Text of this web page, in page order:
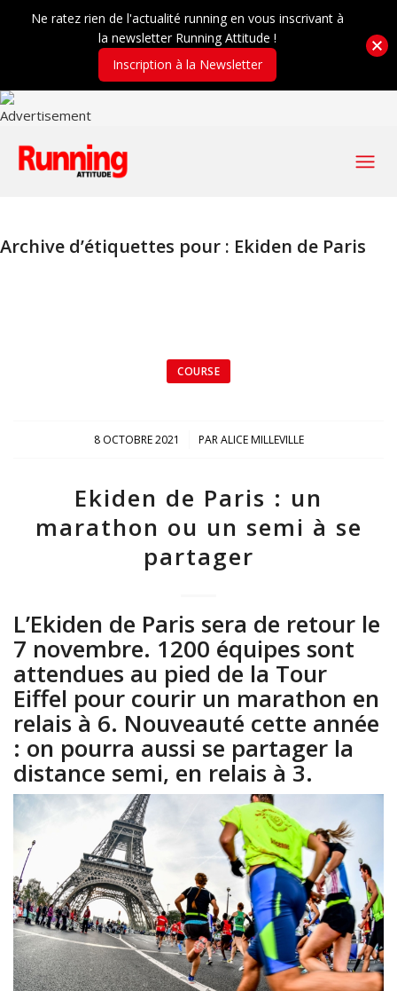
Archive d’étiquettes pour : Ekiden de Paris
COURSE
8 OCTOBRE 2021
/ PARALICE MILLEVILLE
Ekiden de Paris : un
marathon ou un semi à se
partager
L’Ekiden de Paris sera de retour le
7 novembre. 1200 équipes sont
attendues au pied de la Tour
Eiffel pour courir un marathon en
relais à 6. Nouveauté cette année
: on pourra aussi se partager la
distance semi, en relais à 3.
Ne ratez rien de l'actualité running en vous inscrivant à
la newsletter Running Attitude !
Inscription à la Newsletter